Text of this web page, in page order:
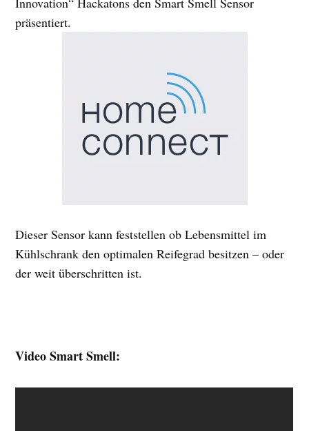
präsentiert.
Dieser Sensor kann feststellen ob Lebensmittel im
Kühlschrank den optimalen Reifegrad besitzen – oder
der weit überschritten ist.
Video Smart Smell: